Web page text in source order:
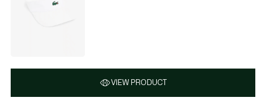
VIEW PRODUCT